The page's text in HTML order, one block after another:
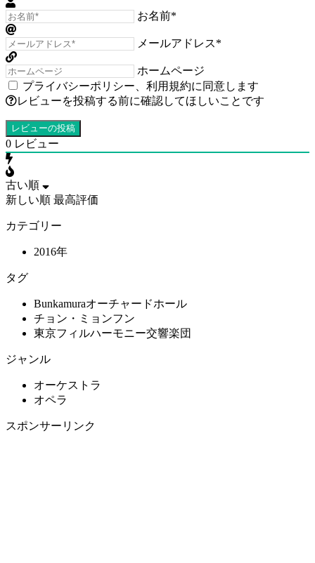
お名前*
メールアドレス*
ホームページ
プライバシーポリシー
利用規約に同意します
レビューを投稿する前に確認してほしいことです
0 レビュー
古い順
新しい順 最高評価
カテゴリー
2016年
タグ
Bunkamuraオーチャードホール
チョン・ミョンフン
東京フィルハーモニー交響楽団
ジャンル
オーケストラ
オペラ
スポンサーリンク